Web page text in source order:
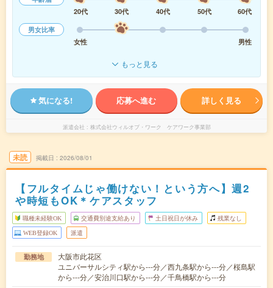
20代
30代 40代 50代
60代
男女比率
女性
男性
もっと見る
気になる! 応募へ進む 詳しく見る
派遣会社 株式会社ウィルオブ・ワーク ケアワーク事業部
未読 掲載日 2026/08/01
【フルタイムじゃ働けない！という方へ】週2
や時短もOK＊ケアスタッフ
職種未経験OK 交通費別途支給あり 土日祝日が休み 残業なし
WEB登録OK 派遣
勤務地
大阪市此花区
ユニバーサルシティ駅から---分／西九条駅から---分／桜島駅
から---分／安治川口駅から---分／千鳥橋駅から---分